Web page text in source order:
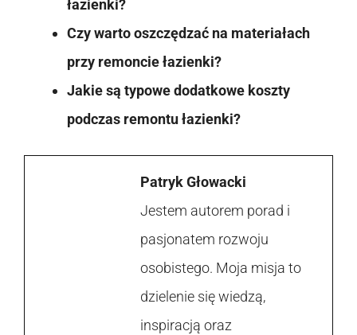
łazienki?
Czy warto oszczędzać na materiałach
przy remoncie łazienki?
Jakie są typowe dodatkowe koszty
podczas remontu łazienki?
Patryk Głowacki
Jestem autorem porad i
pasjonatem rozwoju
osobistego. Moja misja to
dzielenie się wiedzą,
inspiracją oraz